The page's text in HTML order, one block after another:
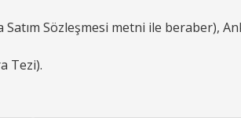
Sözleşmesi metni ile beraber),
Tezi).